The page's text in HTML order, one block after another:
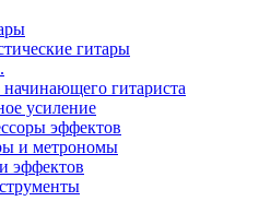
гитары
гитариста
усиление
эффектов
и метрономы
эффектов